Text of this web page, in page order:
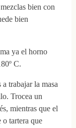
bien con
bien
ya el horno
C.
trabajar la masa
Trocea un
mientras que el
tartera que